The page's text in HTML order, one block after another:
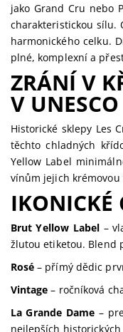
jako Grand Cru nebo
charakteristickou sílu.
harmonického celku.
plné, komplexní a
ZRÁNÍ V
V UNESCO
Historické sklepy Les
těchto chladných
Yellow Label
vínům jejich
IKONICKÉ
Brut Yellow Label –
žlutou etiketou. Blend
Rosé– přímý dědic
Vintage – ročníková
La Grande Dame –
nejlepších